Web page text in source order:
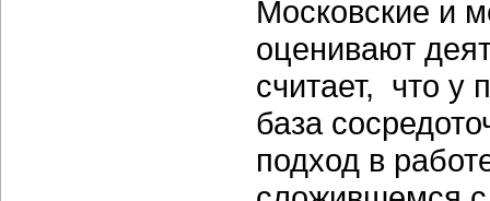
Московские и
оценивают
считает, что у
база
подход в